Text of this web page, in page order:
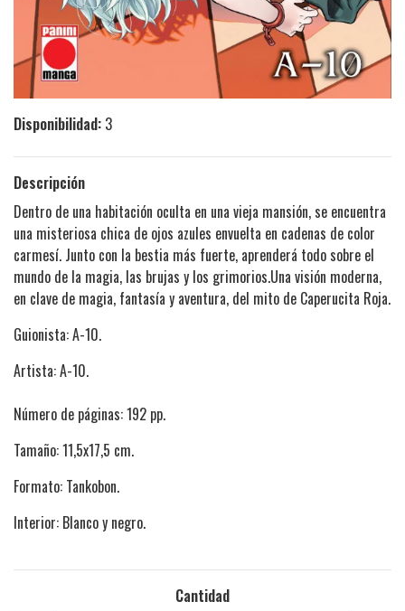
Disponibilidad: 3
Descripción
Dentro de una habitación oculta en una vieja mansión, se encuentra
una misteriosa chica de ojos azules envuelta en cadenas de color
carmesí. Junto con la bestia más fuerte, aprenderá todo sobre el
mundo de la magia, las brujas y los grimorios.Una visión moderna,
en clave de magia, fantasía y aventura, del mito de Caperucita Roja.
Guionista: A-10.
Artista: A-10.
Número de páginas: 192 pp.
Tamaño: 11,5x17,5 cm.
Formato: Tankobon.
Interior: Blanco y negro.
Cantidad